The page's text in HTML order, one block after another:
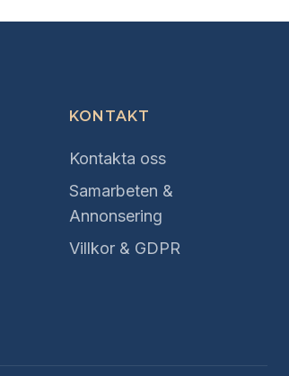
KONTAKT
Kontakta oss
Samarbeten &
Annonsering
Villkor & GDPR